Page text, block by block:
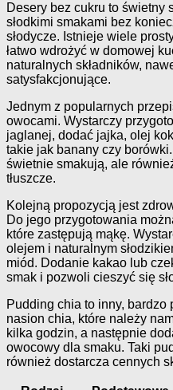
Desery bez cukru to świetny
słodkimi smakami bez
słodycze. Istnieje wiele
łatwo wdrożyć w domowej
naturalnych składników,
satysfakcjonujące.
Jednym z popularnych
owocami. Wystarczy
jaglanej, dodać jajka, olej
takie jak banany czy
świetnie smakują, ale
tłuszcze.
Kolejną propozycją jest
Do jego przygotowania
które zastępują mąkę.
olejem i naturalnym
miód. Dodanie kakao lub
smak i pozwoli cieszyć się
Pudding chia to inny,
nasion chia, które należy
kilka godzin, a następnie
owocowy dla smaku. Taki
również dostarcza cennych